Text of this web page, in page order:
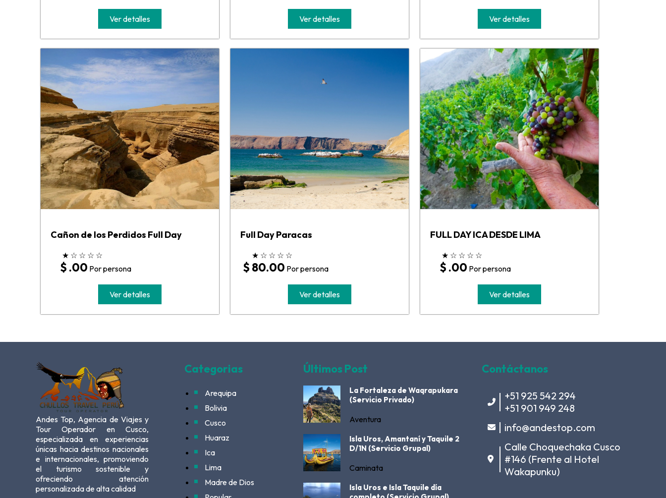
Ver detalles Ver detalles Ver detalles
Cañon de los Perdidos Full Day
★ ☆ ☆ ☆ ☆
$ .00 Por persona
Ver detalles
Full Day Paracas
★ ☆ ☆ ☆ ☆
$ 80.00 Por persona
Ver detalles
FULL DAY ICA DESDE LIMA
★ ☆ ☆ ☆ ☆
$ .00 Por persona
Ver detalles
Andes Top, Agencia de Viajes y
Tour Operador en Cusco,
especializada en experiencias
únicas hacia destinos nacionales
e internacionales, promoviendo
el turismo sostenible y
ofreciendo atención
personalizada de alta calidad
Categorias
Arequipa
Bolivia
Cusco
Huaraz
Ica
Lima
Madre de Dios
Últimos Post
La Fortaleza de Waqrapukara
(Servicio Privado)
Aventura
Isla Uros, Amantaní y Taquile 2
D/1N (Servicio Grupal)
Caminata
Isla Uros e Isla Taquile día
Contáctanos
+51 925 542 294
+51 901 949 248
info@andestop.com
Calle Choquechaka Cusco
#146 (Frente al Hotel
Wakapunku)